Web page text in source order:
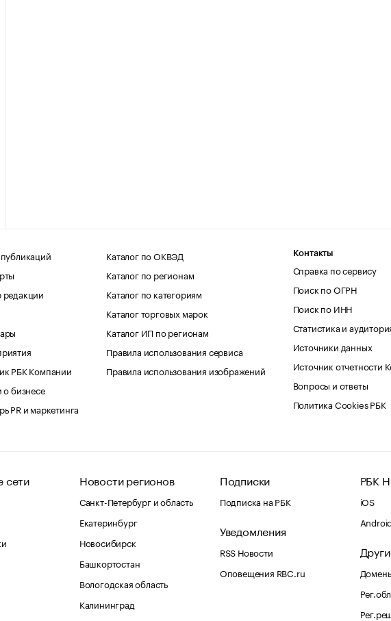
РБК Компании
о бизнесе
PR и маркетинга
Каталог по ОКВЭД
Каталог по регионам
Каталог по категориям
Каталог торговых марок
Каталог ИП по регионам
Правила использования сервиса
Правила использования изображений
Контакты
Справка по сервису
Поиск по ОГРН
Поиск по ИНН
Статистика и
Источники данных
Источник отчетности
Вопросы и ответы
Политика Cookies РБК
сети Новости регионов
Санкт-Петербург и область
Екатеринбург
Новосибирск
Башкортостан
Вологодская область
Калининград
Подписки
Подписка на РБК
Уведомления
RSS Новости
Оповещения RBC.ru
РБК
iOS